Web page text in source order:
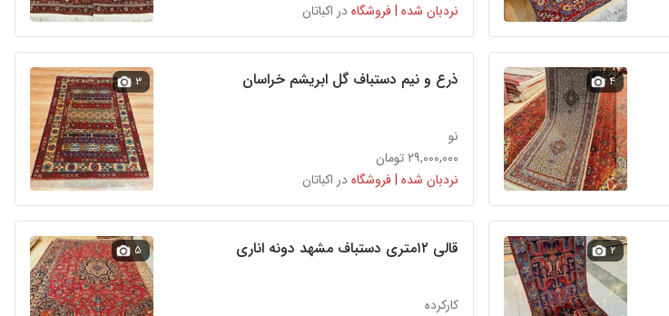
نردبان شده | فروشگاهدر اکباتان
۴ ذرع و نیم دستباف گل ابریشم خراسان
نو
۲۹,۰۰۰,۰۰۰ تومان
نردبان شده | فروشگاهدر اکباتان
۳
۲ قالی ۱۲متری دستباف مشهد دونه اناری
کارکرده
۵